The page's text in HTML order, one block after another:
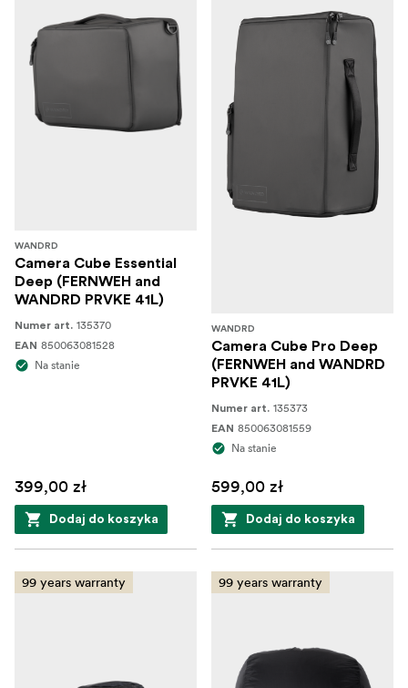
WANDRD
Camera Cube Essential
Deep (FERNWEH and
WANDRD PRVKE 41L)
Numer art. 135370
EAN 850063081528
Na stanie
399,00 zł
Dodaj do koszyka
WANDRD
Camera Cube Pro Deep
(FERNWEH and WANDRD
PRVKE 41L)
Numer art. 135373
EAN 850063081559
Na stanie
599,00 zł
Dodaj do koszyka
99 years warranty 99 years warranty